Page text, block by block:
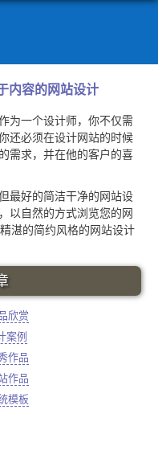
内容的网站设计
一个设计师，你不仅需
还必须在设计网站的时候
需求，并在他的客户的喜
好的简洁干净的网站设
以自然的方式浏览您的网
湛的简约风格的网站设计
欣赏
案例
作品
作品
模板